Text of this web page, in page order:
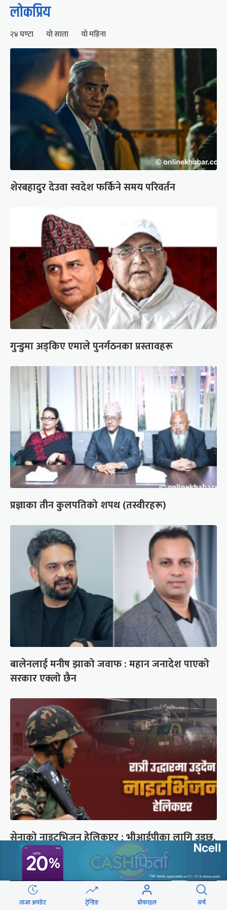
लोकप्रिय
२४ घण्टा यो साता यो महिना
शेरबहादुर देउवा स्वदेश फर्किने समय परिवर्तन
गुन्डुमा अड्किए एमाले पुनर्गठनका प्रस्तावहरू
प्रज्ञाका तीन कुलपतिको शपथ (तस्वीरहरू)
बालेनलाई मनीष झाको जवाफ : महान जनादेश पाएको
सरकार एक्लो छैन
सेनाको नाइटभिजन हेलिकप्टर : भीआईपीका लागि उड्छ,
जनताको ज्यान बचाउन उड्दैन
ताजा अपडेट ट्रेन्डिङ प्रोफाइल सर्च